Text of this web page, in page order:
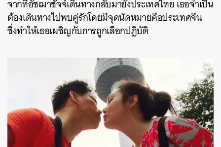
จากที่อัชฌาชัจจ์เดินทางกลับมายังประเทศไทย เธอจำเป็น
ต้องเดินทางไปพบคู่รักโดยมีจุดนัดหมายคือประเทศจีน
ซึ่งทำให้เธอเผชิญกับการถูกเลือกปฏิบัติ